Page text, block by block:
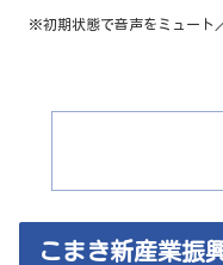
※初期状態で音声をミュート
こまき新産業振